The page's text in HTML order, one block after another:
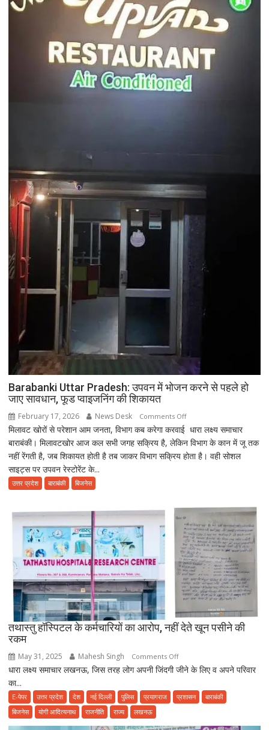
Barabanki Uttar Pradesh: उपवन में भोजन करने से पहले हो
जाए सावधान, फूड प्वाइजनिंग की शिकायत
February 17, 2026 News Desk Comments Offon
Barabanki
Uttar
Pradesh:
करने
से
पहले
हो
जाए
सावधान,
फूड
प्वाइजनिंग
की
शिकायत
मिलावट खोरों से परेशान आम जनता, विभाग कब करेगा करवाई धारा लक्ष्य समाचार
बाराबंकी। मिलावटखोर आज कल सभी जगह सक्रिय है, लेकिन विभाग के कान में जू तक
नहीं रेंगती है, जब शिकायत होती है तब जाकर विभाग सक्रिय होता है। वही सोशल
साइट्स पर उपवन रेस्टोरेंट के...
उत्तर प्रदेश बाराबंकी बिजनेस
तथास्तु हॉस्पिटल के कर्मचारियों का आरोप, नहीं देते खून पसीने की
रकम
May 31, 2025 Mahesh Singh Comments Offon
तथास्तु
के
धारा लक्ष्य समाचार लखनऊ, जिस तरह लोग अपनी जिंदगी जीने के लिए व अपने परिवार
का...
E-पेपर उत्तर प्रदेश देश नई दिल्ली पुलिस प्रयागराज प्रशासन
बाराबंकी
बिजनेस
योगी आदित्यनाथ राजनीति राज्य लखनऊ